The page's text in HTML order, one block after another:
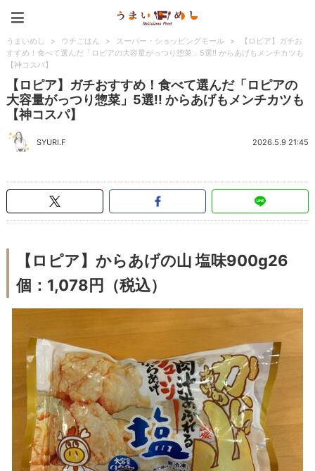
うまいめし > ウチごはん > スーパー・ショッピングモール >
【ロピア】ガチお
すすめ！食べて選んだ「ロピアの大容量がっつり惣菜」5選!! からあげもメンチカツも
【神コスパ】
【ロピア】ガチおすすめ！食べて選んだ「ロピアの
大容量がっつり惣菜」5選!! からあげもメンチカツも
【神コスパ】
SYURI.F 2026.5.9 21:45
【ロピア】からあげの山 塩味900g26
個：1,078円（税込）